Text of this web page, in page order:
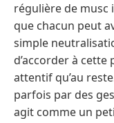
régulière de
que chacun peut
simple
d’accorder à
attentif qu’au
parfois par des
agit comme un